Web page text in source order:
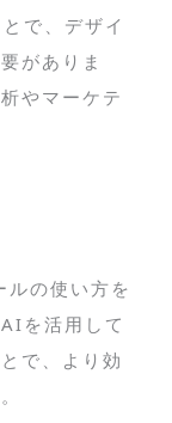
で、デザイ
がありま
やマーケテ
の使い方を
を活用して
で、より効